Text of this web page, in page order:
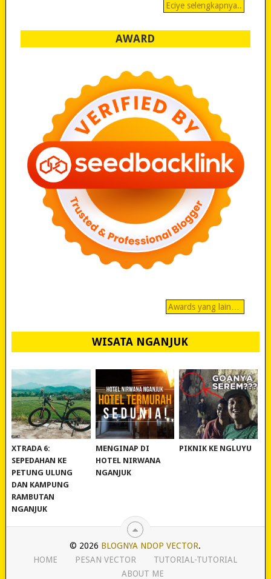
Eciye selengkapnya..
AWARD
Awards yang lain…
WISATA NGANJUK
REVIEW POLYGON
XTRADA 6:
SEPEDAHAN KE
PETUNG ULUNG
DAN KAMPUNG
RAMBUTAN
NGANJUK
MURAH BANGET!
MENGINAP DI
HOTEL NIRWANA
NGANJUK
WISATA NGANJUK:
PIKNIK KE NGLUYU
© 2026 BLOGNYA NDOP VECTOR.
HOME
PESAN VECTOR
TUTORIAL-TUTORIAL
ABOUT ME